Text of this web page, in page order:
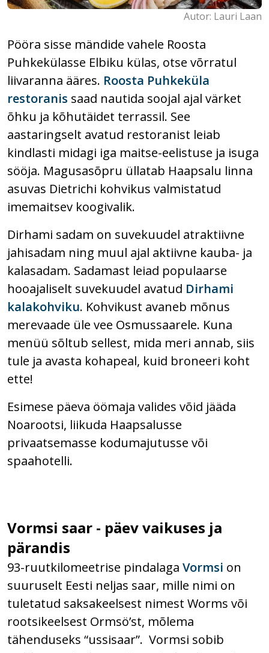
Autor: Lauri Laan
Pööra sisse mändide vahele Roosta
Puhkekülasse Elbiku külas, otse võrratul
liivaranna ääres. Roosta Puhkeküla
restoranis saad nautida soojal ajal värket
õhku ja kõhutäidet terrassil. See
aastaringselt avatud restoranist leiab
kindlasti midagi iga maitse-eelistuse ja isuga
sööja. Magusasõpru üllatab Haapsalu linna
asuvas Dietrichi kohvikus valmistatud
imemaitsev koogivalik.
Dirhami sadam on suvekuudel atraktiivne
jahisadam ning muul ajal aktiivne kauba- ja
kalasadam. Sadamast leiad populaarse
hooajaliselt suvekuudel avatud Dirhami
kalakohviku. Kohvikust avaneb mõnus
merevaade üle vee Osmussaarele. Kuna
menüü sõltub sellest, mida meri annab, siis
tule ja avasta kohapeal, kuid broneeri koht
ette!
Esimese päeva öömaja valides võid jääda
Noarootsi, liikuda Haapsalusse
privaatsemasse kodumajutusse või
spaahotelli.
Vormsi saar - päev vaikuses ja
pärandis
93-ruutkilomeetrise pindalaga Vormsi on
suuruselt Eesti neljas saar, mille nimi on
tuletatud saksakeelsest nimest Worms või
rootsikeelsest Ormsö’st, mõlema
tähenduseks “ussisaar”. Vormsi sobib